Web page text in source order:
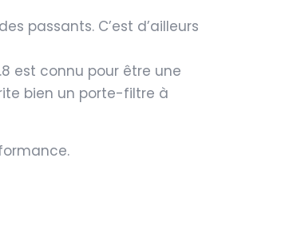
passants. C’est d’ailleurs
est connu pour être une
bien un porte-filtre à